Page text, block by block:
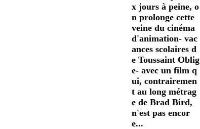
x jours à peine, o
n prolonge cette
veine du cinéma
d'animation- vac
ances scolaires d
e Toussaint Oblig
e- avec un film q
ui, contrairemen
t au long métrag
e de Brad Bird,
n'est pas encor
e...